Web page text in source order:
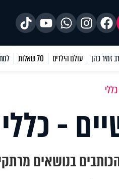
זמיר כהן עולם הילדים 70 שאלות
- כללי
בנושאים